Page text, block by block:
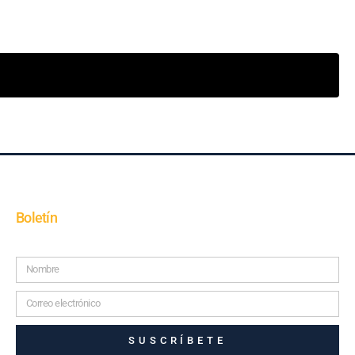
Boletín
SUSCRÍBETE